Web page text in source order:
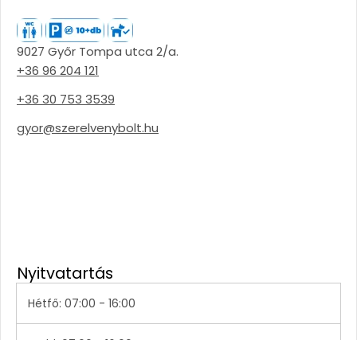
9027 Győr Tompa utca 2/a.
+36 96 204 121
+36 30 753 3539
gyor@szerelvenybolt.hu
Nyitvatartás
Hétfő: 07:00 - 16:00